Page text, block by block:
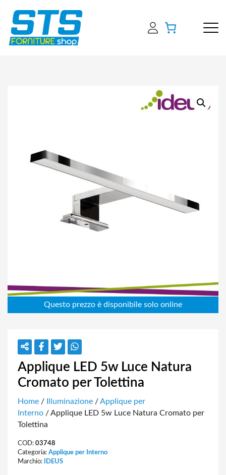
Applique LED 5w Luce Natura
Cromato per Tolettina
Home / Illuminazione /Applique per
Interno / Applique LED 5w Luce Natura Cromato per
Tolettina
COD: 03748
Categoria: Applique per Interno
Marchio:
IDEUS